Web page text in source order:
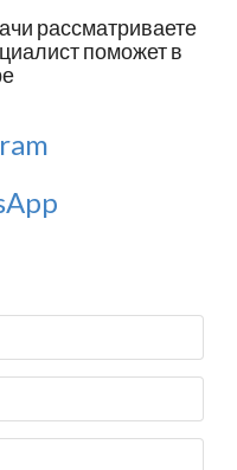
рассматриваете
поможет в